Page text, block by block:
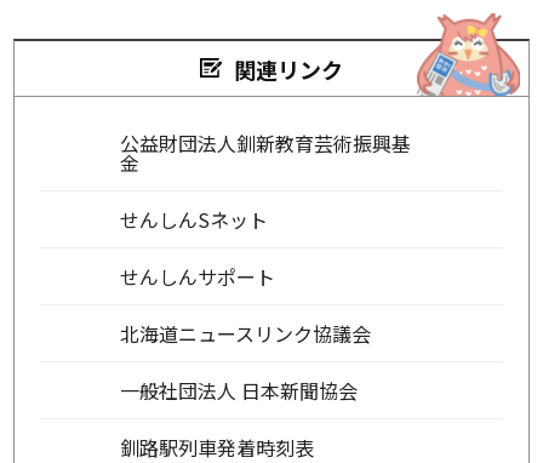
関連リンク
公益財団法人釧新教育芸術振興基
金
せんしんSネット
せんしんサポート
北海道ニュースリンク協議会
一般社団法人 日本新聞協会
釧路駅列車発着時刻表